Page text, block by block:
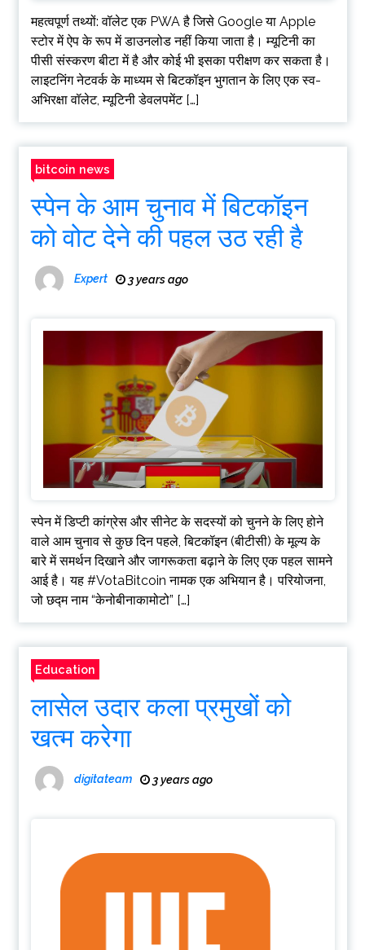
महत्वपूर्ण तथ्यों: वॉलेट एक PWA है जिसे Google या Apple
स्टोर में ऐप के रूप में डाउनलोड नहीं किया जाता है। म्यूटिनी का
पीसी संस्करण बीटा में है और कोई भी इसका परीक्षण कर सकता है।
लाइटनिंग नेटवर्क के माध्यम से बिटकॉइन भुगतान के लिए एक स्व-
अभिरक्षा वॉलेट, म्यूटिनी डेवलपमेंट […]
bitcoin news
स्पेन के आम चुनाव में बिटकॉइन
को वोट देने की पहल उठ रही है
Expert 3 years ago
स्पेन में डिप्टी कांग्रेस और सीनेट के सदस्यों को चुनने के लिए होने
वाले आम चुनाव से कुछ दिन पहले, बिटकॉइन (बीटीसी) के मूल्य के
बारे में समर्थन दिखाने और जागरूकता बढ़ाने के लिए एक पहल सामने
आई है। यह #VotaBitcoin नामक एक अभियान है। परियोजना,
जो छद्म नाम “केनोबीनाकामोटो” […]
Education
लासेल उदार कला प्रमुखों को
खत्म करेगा
digitateam 3 years ago